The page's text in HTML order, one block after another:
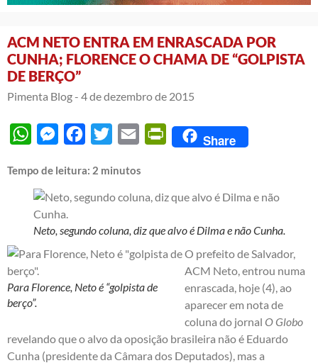
ACM NETO ENTRA EM ENRASCADA POR
CUNHA; FLORENCE O CHAMA DE “GOLPISTA
DE BERÇO”
Pimenta Blog - 4 de dezembro de 2015
WhatsAppMessengerFacebook
Twitter Email PrintFriendly
Share
Tempo de leitura: 2 minutos
Neto, segundo coluna, diz que alvo é Dilma e não Cunha.
Para Florence, Neto é “golpista de
berço”.
O prefeito de Salvador,
ACM Neto, entrou numa
enrascada, hoje (4), ao
aparecer em nota de
coluna do jornal O Globo
revelando que o alvo da oposição brasileira não é Eduardo
Cunha (presidente da Câmara dos Deputados), mas a